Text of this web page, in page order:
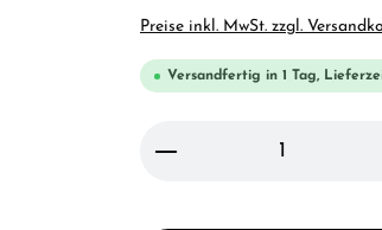
Preise inkl. MwSt. zzgl.
Versandfertig in 1 Tag,
Produkt Anzahl: